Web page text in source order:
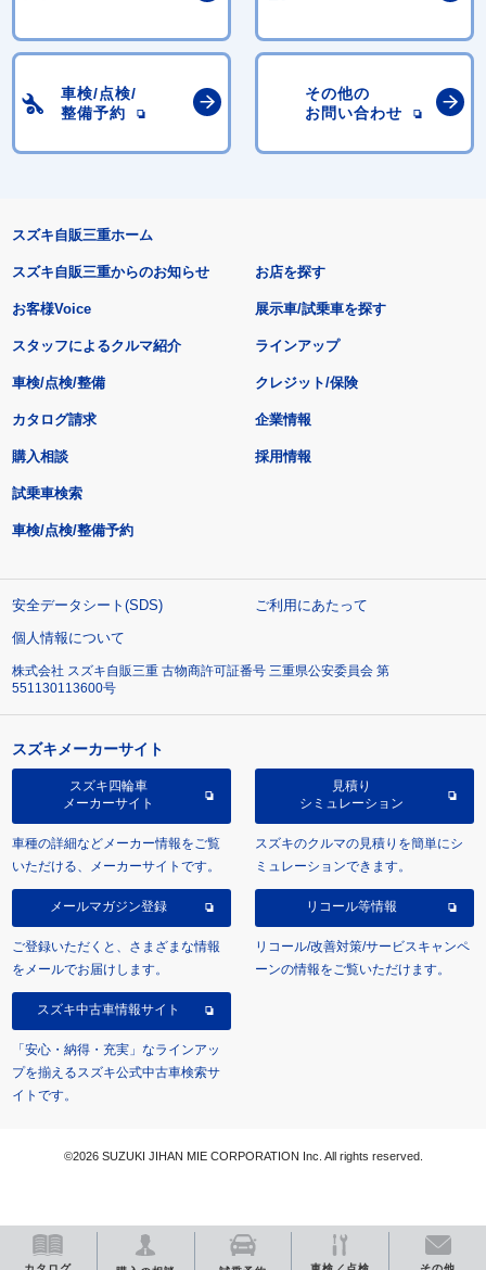
車検/点検/
整備予約
その他の
お問い合わせ
スズキ自販三重ホーム
スズキ自販三重からのお知らせ
お客様Voice
スタッフによるクルマ紹介
お店を探す
展示車/試乗車を探す
ラインアップ
車検/点検/整備 クレジット/保険
カタログ請求
購入相談
試乗車検索
車検/点検/整備予約
企業情報
採用情報
安全データシート(SDS)
ご利用にあたって
個人情報について
株式会社 スズキ自販三重 古物商許可証番号 三重県公安委員会 第
551130113600号
スズキメーカーサイト
スズキ四輪車
メーカーサイト
車種の詳細などメーカー情報をご覧
いただける、メーカーサイトです。
見積り
シミュレーション
スズキのクルマの見積りを簡単にシ
ミュレーションできます。
メールマガジン登録
ご登録いただくと、さまざまな情報
をメールでお届けします。
リコール等情報
リコール/改善対策/サービスキャンペ
ーンの情報をご覧いただけます。
スズキ中古車情報サイト
「安心・納得・充実」なラインアッ
プを揃えるスズキ公式中古車検索サ
イトです。
©2026 SUZUKI JIHAN MIE CORPORATION Inc. All rights reserved.